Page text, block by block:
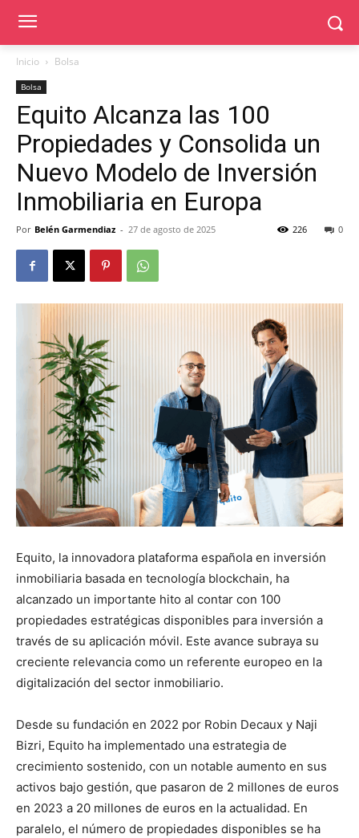
Inicio Bolsa
Bolsa
Equito Alcanza las 100
Propiedades y Consolida un
Nuevo Modelo de Inversión
Inmobiliaria en Europa
Por Belén Garmendiaz - 27 de agosto de 2025 0
226
Equito, la innovadora plataforma española en inversión
inmobiliaria basada en tecnología blockchain, ha
alcanzado un importante hito al contar con 100
propiedades estratégicas disponibles para inversión a
través de su aplicación móvil. Este avance subraya su
creciente relevancia como un referente europeo en la
digitalización del sector inmobiliario.
Desde su fundación en 2022 por Robin Decaux y Naji
Bizri, Equito ha implementado una estrategia de
crecimiento sostenido, con un notable aumento en sus
activos bajo gestión, que pasaron de 2 millones de euros
en 2023 a 20 millones de euros en la actualidad. En
paralelo, el número de propiedades disponibles se ha